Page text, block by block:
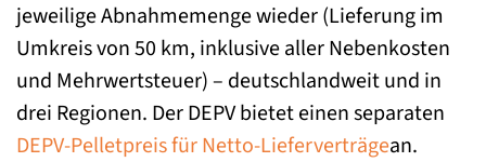
jeweilige Abnahmemenge wieder (Lieferung im
Umkreis von 50 km, inklusive aller Nebenkosten
und Mehrwertsteuer) – deutschlandweit und in
drei Regionen. Der DEPV bietet einen separaten
DEPV-Pelletpreis für Netto-Lieferverträgean.